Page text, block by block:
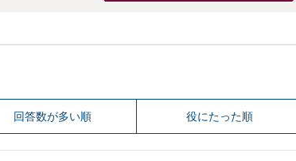
回答数が多い順 役にたった順